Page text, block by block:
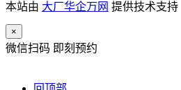
本站由 大厂华企万网 提供技术支持
×
微信扫码 即刻预约